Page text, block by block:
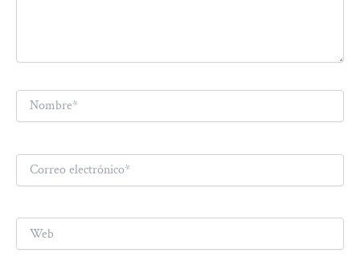
Nombre*
Correo
electrónico*